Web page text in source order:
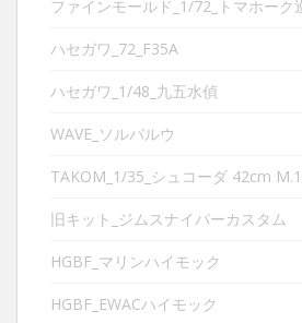
ファインモールド_1/72_トマホーク
ハセガワ_72_F35A
ハセガワ_1/48_九五水偵
WAVE_ソルバルウ
TAKOM_1/35_シュコーダ 42cm
旧キット_ジムスナイパーカスタム
HGBF_マリンハイモック
HGBF_EWACハイモック